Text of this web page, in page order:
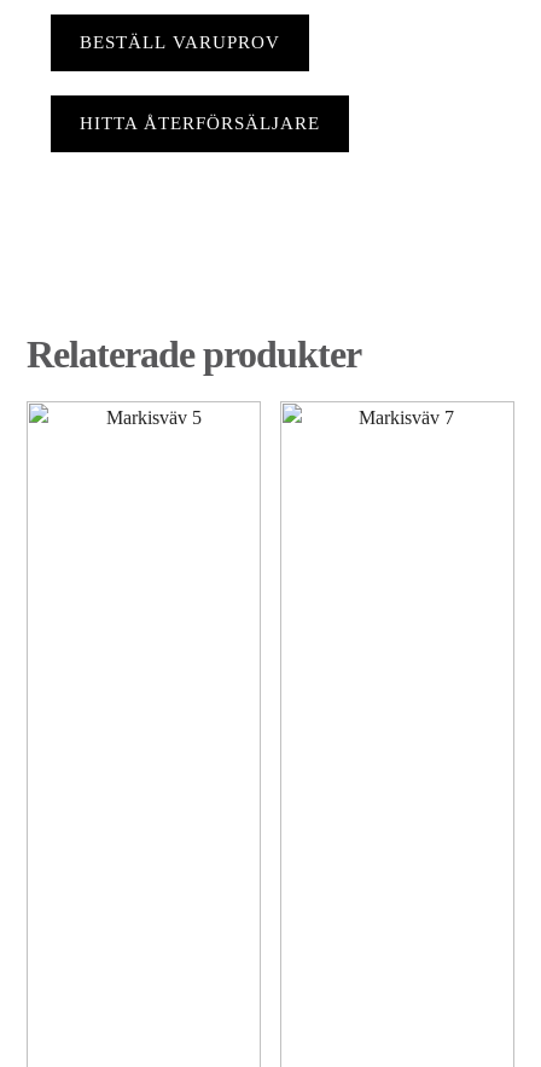
BESTÄLL VARUPROV
HITTA ÅTERFÖRSÄLJARE
Relaterade produkter